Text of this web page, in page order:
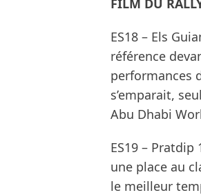
ES18 – Els
référence
performances
s’emparait,
Abu Dhabi
ES19 –
une place au
le meilleur